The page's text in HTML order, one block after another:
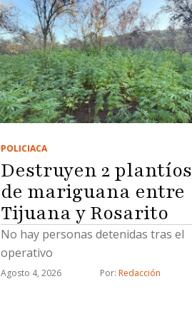
POLICIACA
Destruyen 2 plantíos
de mariguana entre
Tijuana y Rosarito
No hay personas detenidas tras el
operativo
Agosto 4, 2026 Por: Redacción